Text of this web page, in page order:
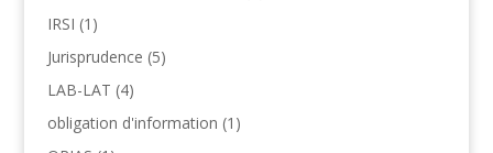
IRSI (1)
Jurisprudence (5)
LAB-LAT (4)
obligation d'information (1)